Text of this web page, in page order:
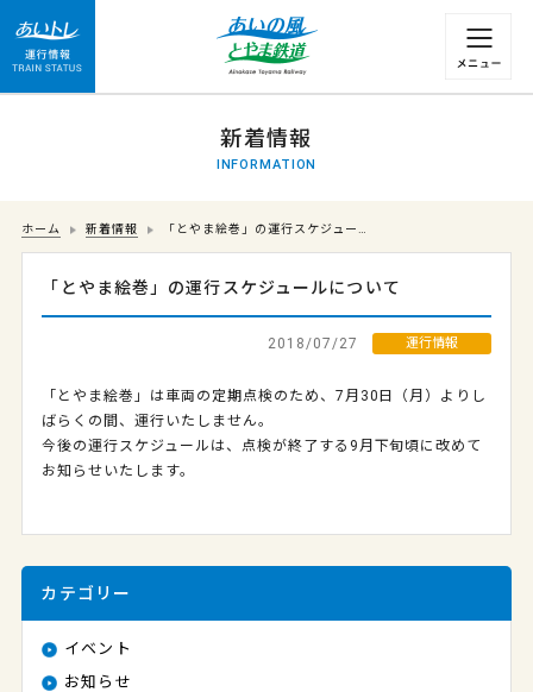
運行情報 列車の遅れ情報等についてはこちら
新着情報
INFORMATION
ホーム 新着情報 「とやま絵巻」の運行スケジュー…
「とやま絵巻」の運行スケジュールについて
2018/07/27 運行情報
「とやま絵巻」は車両の定期点検のため、7月30日（月）よりし
ばらくの間、運行いたしません。
今後の運行スケジュールは、点検が終了する9月下旬頃に改めて
お知らせいたします。
カテゴリー
イベント
お知らせ